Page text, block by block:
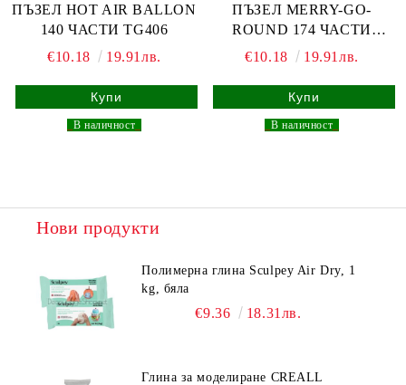
ПЪЗЕЛ HOT AIR BALLON
140 ЧАСТИ TG406
€10.18
19.91лв.
В наличност
ПЪЗЕЛ MERRY-GO-
ROUND 174 ЧАСТИ
TG404
€10.18 19.91лв.
В наличност
Нови продукти
Полимерна глина Sculpey Air Dry, 1
kg, бяла
€9.36 18.31лв.
Глина за моделиране CREALL